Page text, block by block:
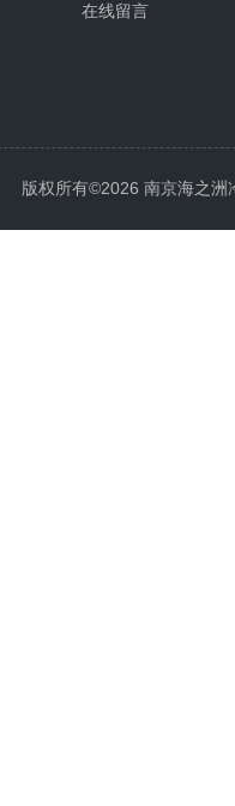
在线留言
版权所有©2026 南京海之